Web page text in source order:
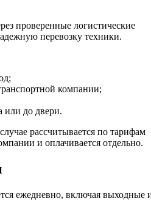
проверенные логистические
перевозку техники.
компании;
или до двери.
рассчитывается по тарифам
и оплачивается отдельно.
ежедневно, включая выходные